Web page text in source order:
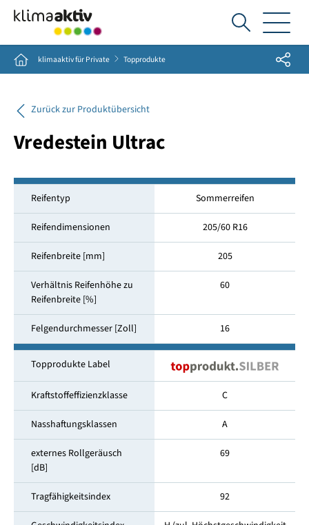
Ich
suche...
Home klimaaktiv für Private Topprodukte Share
Zurück zur Produktübersicht
Vredestein Ultrac
Reifentyp Sommerreifen
Reifendimensionen 205/60 R16
Reifenbreite [mm] 205
Verhältnis Reifenhöhe zu
Reifenbreite [%]
60
Felgendurchmesser [Zoll] 16
Topprodukte Label
Kraftstoffeffizienzklasse C
Nasshaftungsklassen A
externes Rollgeräusch
[dB]
69
Tragfähigkeitsindex 92